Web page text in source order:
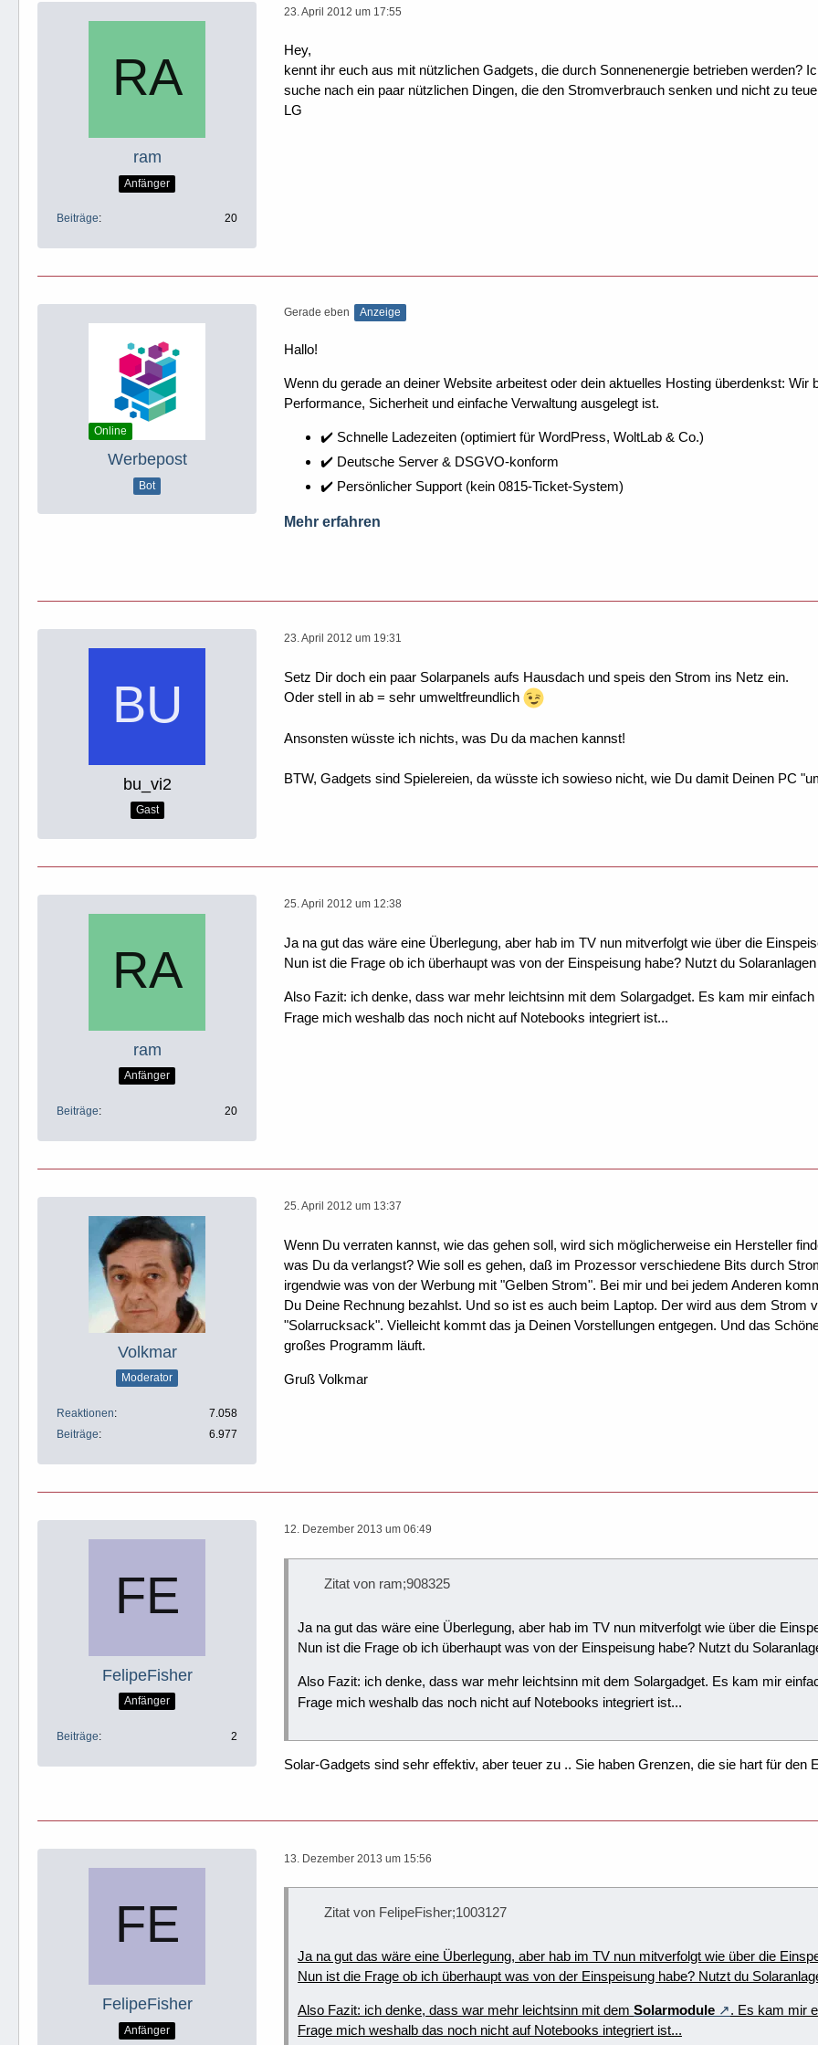
ram
Anfänger
Beiträge 20
23. April 2012 um 17:55
Hey,
kennt ihr euch aus mit nützlichen Gadgets, die durch Sonnenenergie betrieben werden?
suche nach ein paar nützlichen Dingen, die den Stromverbrauch senken und nicht zu
LG
Online
Werbepost
Bot
Gerade eben Anzeige
Hallo!
Wenn du gerade an deiner Website arbeitest oder dein aktuelles Hosting überdenkst:
Performance, Sicherheit und einfache Verwaltung ausgelegt ist.
✔️ Schnelle Ladezeiten (optimiert für WordPress, WoltLab & Co.)
✔️ Deutsche Server & DSGVO-konform
✔️ Persönlicher Support (kein 0815-Ticket-System)
Mehr erfahren
bu_vi2
Gast
23. April 2012 um 19:31
Setz Dir doch ein paar Solarpanels aufs Hausdach und speis den Strom ins Netz ein.
Oder stell in ab = sehr umweltfreundlich
Ansonsten wüsste ich nichts, was Du da machen kannst!
BTW, Gadgets sind Spielereien, da wüsste ich sowieso nicht, wie Du damit Deinen PC
ram
Anfänger
Beiträge 20
25. April 2012 um 12:38
Ja na gut das wäre eine Überlegung, aber hab im TV nun mitverfolgt wie über die
Nun ist die Frage ob ich überhaupt was von der Einspeisung habe? Nutzt du
Also Fazit: ich denke, dass war mehr leichtsinn mit dem Solargadget. Es kam mir
Frage mich weshalb das noch nicht auf Notebooks integriert ist...
Volkmar
Moderator
Reaktionen
7.058
Beiträge
6.977
25. April 2012 um 13:37
Wenn Du verraten kannst, wie das gehen soll, wird sich möglicherweise ein Hersteller
was Du da verlangst? Wie soll es gehen, daß im Prozessor verschiedene Bits durch
irgendwie was von der Werbung mit "Gelben Strom". Bei mir und bei jedem Anderen
Du Deine Rechnung bezahlst. Und so ist es auch beim Laptop. Der wird aus dem Strom
"Solarrucksack". Vielleicht kommt das ja Deinen Vorstellungen entgegen. Und das
großes Programm läuft.
Gruß Volkmar
FelipeFisher
Anfänger
Beiträge 2
12. Dezember 2013 um 06:49
Zitat von ram;908325
Ja na gut das wäre eine Überlegung, aber hab im TV nun mitverfolgt wie über die
Nun ist die Frage ob ich überhaupt was von der Einspeisung habe? Nutzt du
Also Fazit: ich denke, dass war mehr leichtsinn mit dem Solargadget. Es kam mir
Frage mich weshalb das noch nicht auf Notebooks integriert ist...
Solar-Gadgets sind sehr effektiv, aber teuer zu .. Sie haben Grenzen, die sie hart für den
FelipeFisher
Anfänger
13. Dezember 2013 um 15:56
Zitat von FelipeFisher;1003127
Ja na gut das wäre eine Überlegung, aber hab im TV nun mitverfolgt wie über die
Nun ist die Frage ob ich überhaupt was von der Einspeisung habe? Nutzt du
Also Fazit: ich denke, dass war mehr leichtsinn mit dem Solarmodule
. Es kam mir
Frage mich weshalb das noch nicht auf Notebooks integriert ist...